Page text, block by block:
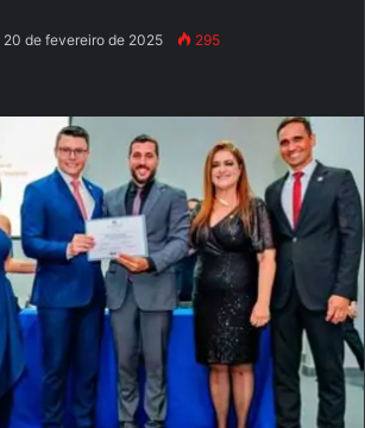
20 de fevereiro de 2025 295